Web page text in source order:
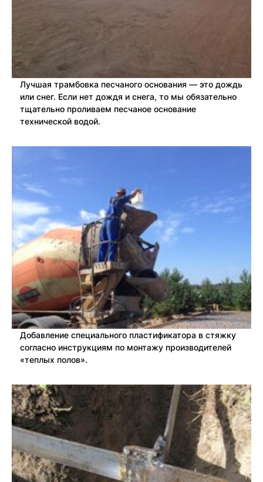
Лучшая трамбовка песчаного основания — это дождь
или снег. Если нет дождя и снега, то мы обязательно
тщательно проливаем песчаное основание
технической водой.
Добавление специального пластификатора в стяжку
согласно инструкциям по монтажу производителей
«теплых полов».